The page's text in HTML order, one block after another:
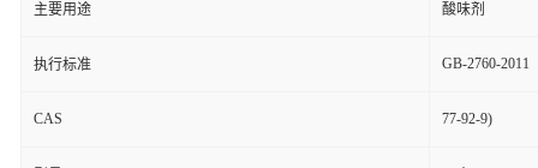
主要用途 酸味剂
执行标准 GB-2760-2011
CAS 77-92-9)